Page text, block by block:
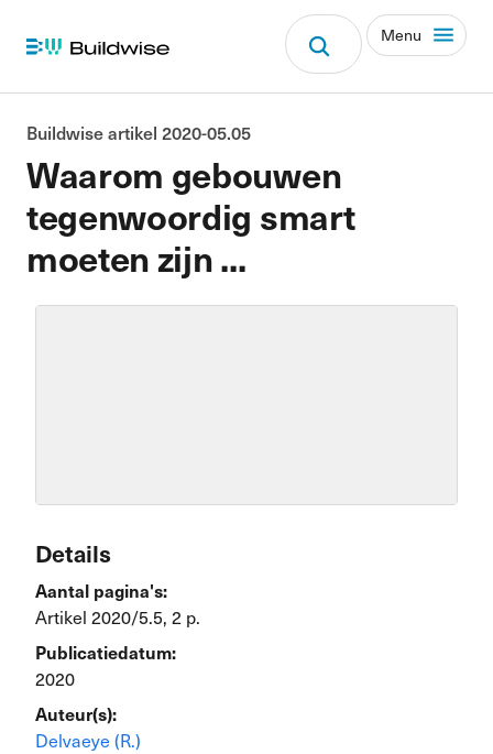
Menu
Waarom gebouwen
tegenwoordig smart
moeten zijn ...
Buildwise artikel 2020-05.05
Details
Aantal pagina's:
Artikel 2020/5.5, 2 p.
Publicatiedatum:
2020
Auteur(s):
Delvaeye (R.)